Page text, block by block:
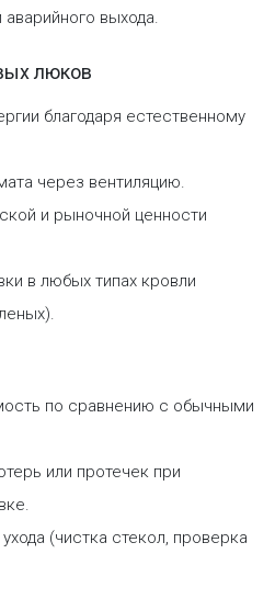
выхода.
люков
благодаря естественному
через вентиляцию.
и рыночной ценности
в любых типах кровли
по сравнению с обычными
или протечек при
(чистка стекол, проверка